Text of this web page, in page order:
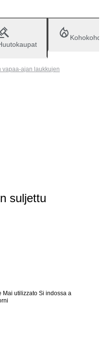
vapaa-ajan laukkujen
suljettu
Mai utilizzato Si indossa a